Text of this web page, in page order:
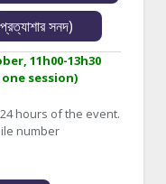
সনদ)
11h00-13h30
session)
hours of the event.
number